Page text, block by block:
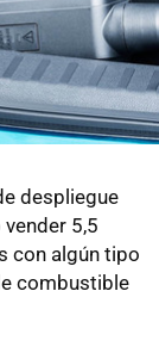
despliegue
5,5
con algún tipo
combustible